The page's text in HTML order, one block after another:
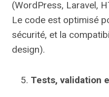
(WordPress, Laravel,
Le code est optimisé
sécurité, et la
design).
Tests, validation